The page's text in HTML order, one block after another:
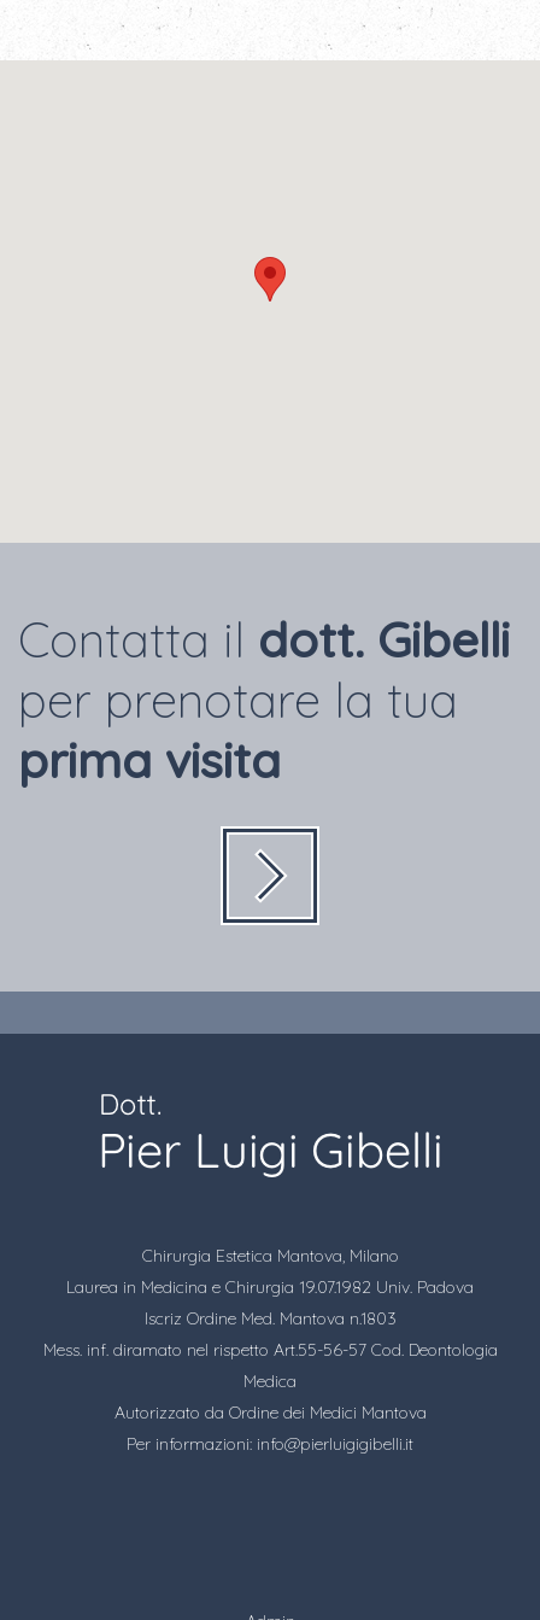
Contatta il dott. Gibelli
per prenotare la tua
prima visita
Chirurgia Estetica Mantova, Milano
Laurea in Medicina e Chirurgia 19.07.1982 Univ. Padova
Iscriz Ordine Med. Mantova n.1803
Mess. inf. diramato nel rispetto Art.55-56-57 Cod. Deontologia
Medica
Autorizzato da Ordine dei Medici Mantova
Per informazioni: info@pierluigigibelli.it